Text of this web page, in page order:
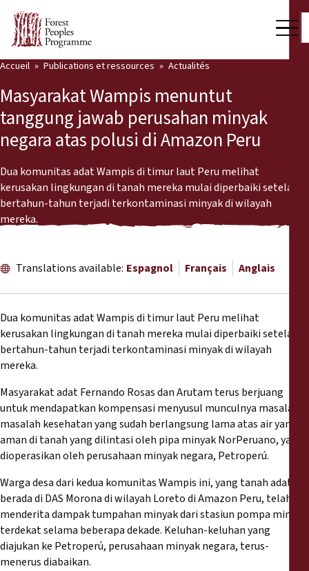
Salle de presse
Nous soutenir
Notre travail
Voix des communautés
Partenaires et Pays
Dernières actualités
Publications et ressources
Back
Actualités
Rapports
Communiqués de presse
Matériel de formation
Documents d'information
Déclarations
Rapports annuels
Accueil Publications et ressources Actualités
Masyarakat Wampis menuntut
tanggung jawab perusahan minyak
negara atas polusi di Amazon Peru
Dua komunitas adat Wampis di timur laut Peru melihat
kerusakan lingkungan di tanah mereka mulai diperbaiki setelah
bertahun-tahun terjadi terkontaminasi minyak di wilayah
mereka.
Translations available: Espagnol Français Anglais
Dua komunitas adat Wampis di timur laut Peru melihat
kerusakan lingkungan di tanah mereka mulai diperbaiki setelah
bertahun-tahun terjadi terkontaminasi minyak di wilayah
mereka.
Masyarakat adat Fernando Rosas dan Arutam terus berjuang
untuk mendapatkan kompensasi menyusul munculnya masalah-
masalah kesehatan yang sudah berlangsung lama atas air yang
aman di tanah yang dilintasi oleh pipa minyak NorPeruano, yang
dioperasikan oleh perusahaan minyak negara, Petroperú.
Warga desa dari kedua komunitas Wampis ini, yang tanah adatnya
berada di DAS Morona di wilayah Loreto di Amazon Peru, telah
menderita dampak tumpahan minyak dari stasiun pompa minyak
terdekat selama beberapa dekade. Keluhan-keluhan yang
diajukan ke Petroperú, perusahaan minyak negara, terus-
menerus diabaikan.